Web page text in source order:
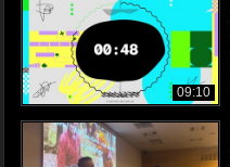
09:10